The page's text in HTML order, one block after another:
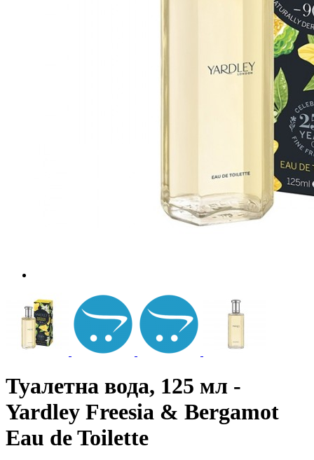
Туалетна вода, 125 мл -
Yardley Freesia & Bergamot
Eau de Toilette